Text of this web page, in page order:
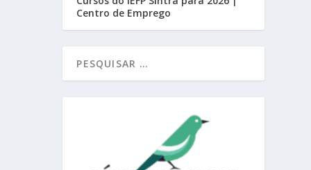
Centro de Emprego